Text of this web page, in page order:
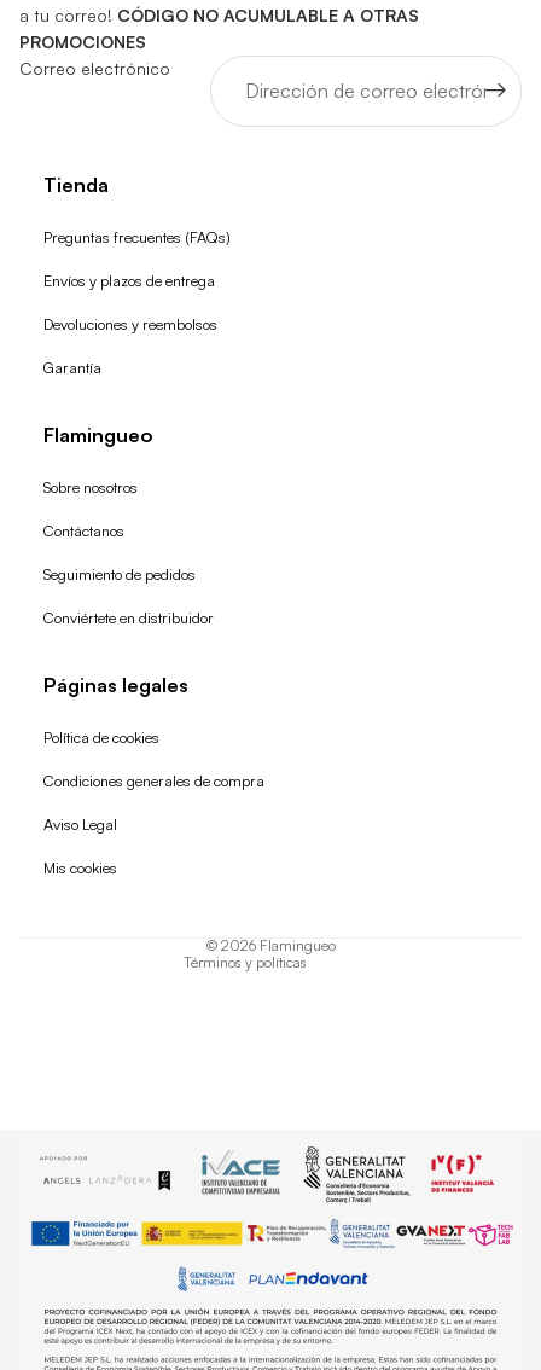
a tu correo! CÓDIGO NO ACUMULABLE A OTRAS
PROMOCIONES
Correo electrónico
Tienda
Preguntas frecuentes (FAQs)
Envíos y plazos de entrega
Devoluciones y reembolsos
Garantía
Flamingueo
Sobre nosotros
Contáctanos
Seguimiento de pedidos
Conviértete en distribuidor
Páginas legales
Política de cookies
Condiciones generales de compra
Aviso Legal
Mis cookies
© 2026 Flamingueo
Términos y políticas